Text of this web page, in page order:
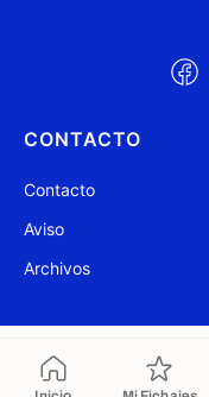
CONTACTO
Contacto
Aviso
Archivos